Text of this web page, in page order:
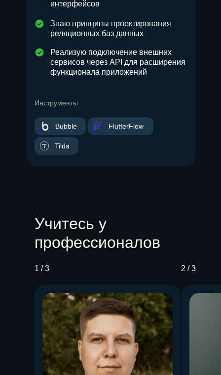
Инструменты
Реализую подключение внешних
сервисов через API для расширения
функционала приложений
Знаю принципы проектирования
реляционных баз данных
интерфейсов
Bubble FlutterFlow
Tilda
Учитесь у
профессионалов
1 / 3 2 / 3
Бесплатные вебинары, гайды и скидки на обучение
с наставником!
Всё это тут — подписывайся!
Бесплатные вебинары, гайды
и скидки на обучение
с наставником! Всё это тут — подписывайся!